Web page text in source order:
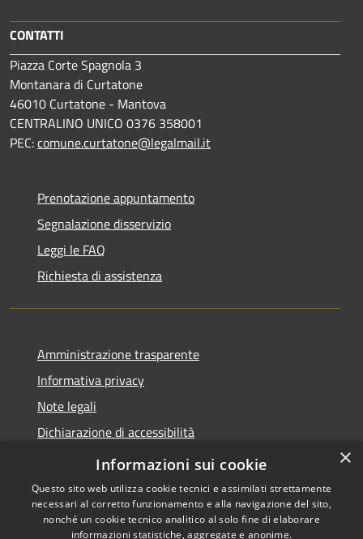
CONTATTI
Piazza Corte Spagnola 3
Montanara di Curtatone
46010 Curtatone - Mantova
CENTRALINO UNICO 0376 358001
PEC:comune.curtatone@legalmail.it
Prenotazione appuntamento
Segnalazione disservizio
Leggi le FAQ
Richiesta di assistenza
Amministrazione trasparente
Informativa privacy
Note legali
Dichiarazione di accessibilità
Meccanismo di Feedback
×
Informazioni sui cookie
Questo sito web utilizza cookie tecnici e assimilati strettamente
necessari al corretto funzionamento e alla navigazione del sito,
nonché un cookie tecnico analitico al solo fine di elaborare
informazioni statistiche, aggregate e anonime.